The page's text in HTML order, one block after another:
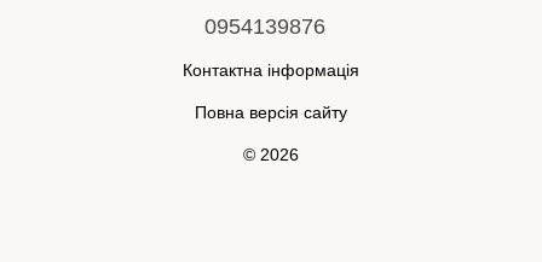
0954139876
Контактна інформація
Повна версія сайту
© 2026